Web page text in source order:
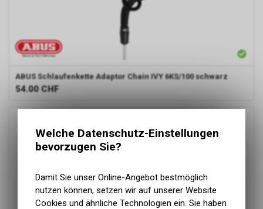
ABUS Schlaufenkette Adaptor Chain IVY 6KS/100 schwarz
54.00 CHF
Welche Datenschutz-Einstellungen
bevorzugen Sie?
Damit Sie unser Online-Angebot bestmöglich
nutzen können, setzen wir auf unserer Website
Cookies und ähnliche Technologien ein. Sie haben